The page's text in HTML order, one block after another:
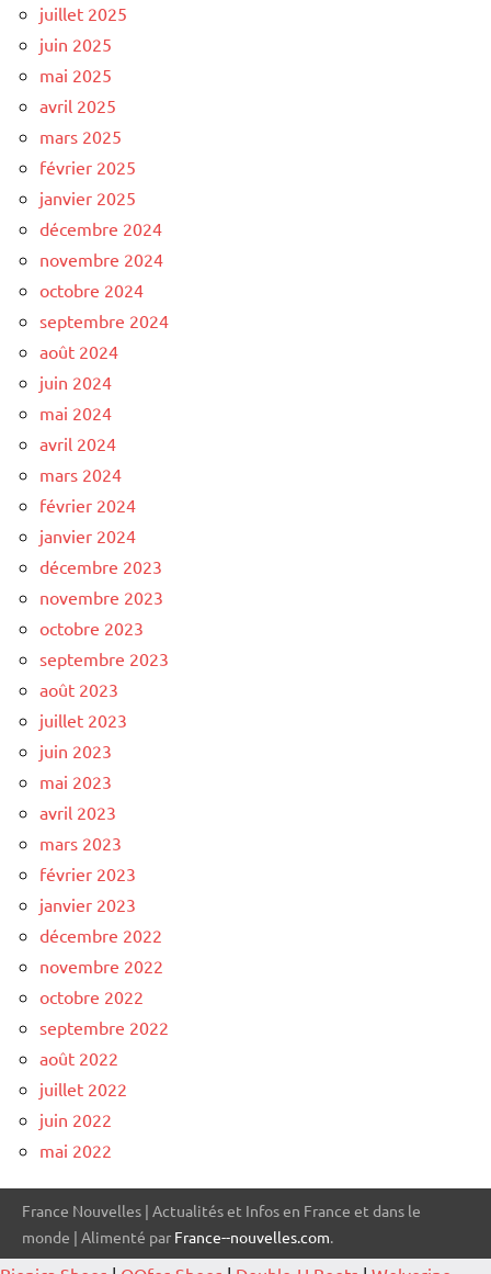
juillet 2025
juin 2025
mai 2025
avril 2025
mars 2025
février 2025
janvier 2025
décembre 2024
novembre 2024
octobre 2024
septembre 2024
août 2024
juin 2024
mai 2024
avril 2024
mars 2024
février 2024
janvier 2024
décembre 2023
novembre 2023
octobre 2023
septembre 2023
août 2023
juillet 2023
juin 2023
mai 2023
avril 2023
mars 2023
février 2023
janvier 2023
décembre 2022
novembre 2022
octobre 2022
septembre 2022
août 2022
juillet 2022
juin 2022
mai 2022
France Nouvelles | Actualités et Infos en France et dans le
monde | Alimenté par France--nouvelles.com.